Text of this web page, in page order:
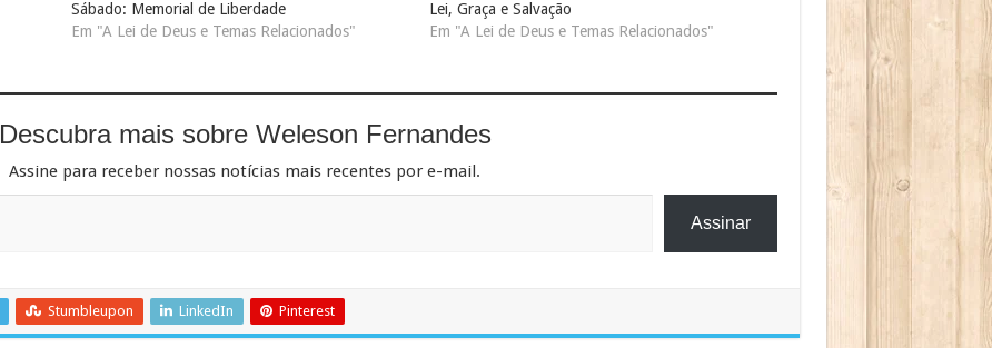
Sábado: Memorial de Liberdade
Em "A Lei de Deus e Temas Relacionados"
Lei, Graça e Salvação
Em "A Lei de Deus e Temas Relacionados"
Descubra mais sobre Weleson Fernandes
Assine para receber nossas notícias mais recentes por e-mail.
Assinar
Stumbleupon LinkedIn Pinterest